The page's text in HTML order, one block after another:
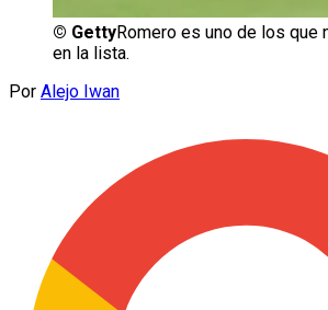
© GettyRomero es uno de los que
en la lista.
Por Alejo Iwan